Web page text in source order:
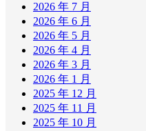
2026 年 7 月
2026 年 6 月
2026 年 5 月
2026 年 4 月
2026 年 3 月
2026 年 1 月
2025 年 12 月
2025 年 11 月
2025 年 10 月